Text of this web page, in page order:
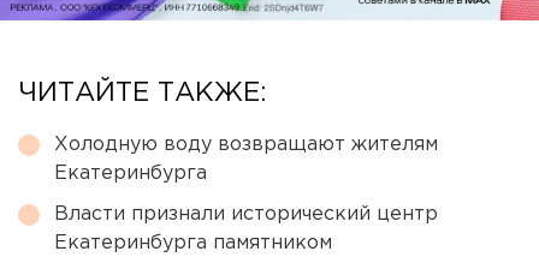
ЧИТАЙТЕ ТАКЖЕ:
Холодную воду возвращают жителям
Екатеринбурга
Власти признали исторический центр
Екатеринбурга памятником